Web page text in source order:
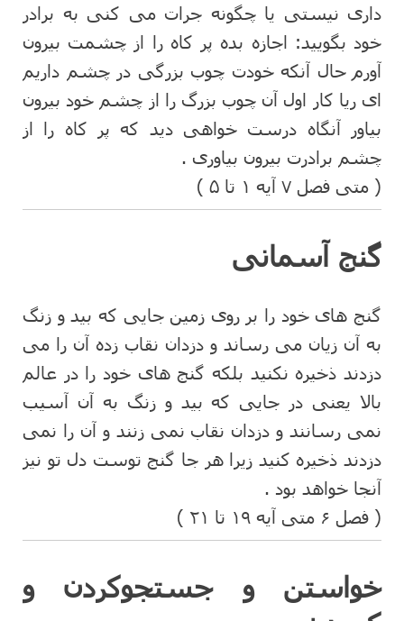
داری نیستی یا چگونه جرات می کنی به برادر
خود بگویید: اجازه بده پر کاه را از چشمت بیرون
آورم حال آنکه خودت چوب بزرگی در چشم داریم
ای ریا کار اول آن چوب بزرگ را از چشم خود بیرون
بیاور آنگاه درست خواهی دید که پر کاه را از
چشم برادرت بیرون بیاوری .
( متی فصل ۷ آیه ۱ تا ۵ )
گنج آسمانی
گنج های خود را بر روی زمین جایی که بید و زنگ
به آن زیان می رساند و دزدان نقاب زده آن را می
دزدند ذخیره نکنید بلکه گنج های خود را در عالم
بالا یعنی در جایی که بید و زنگ به آن آسیب
نمی رسانند و دزدان نقاب نمی زنند و آن را نمی
دزدند ذخیره کنید زیرا هر جا گنج توست دل تو نیز
آنجا خواهد بود .
( فصل ۶ متی آیه ۱۹ تا ۲۱ )
خواستن و جستجوکردن و